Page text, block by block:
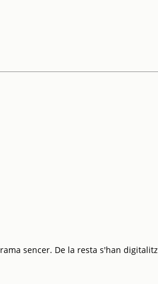
sencer. De la resta s'han